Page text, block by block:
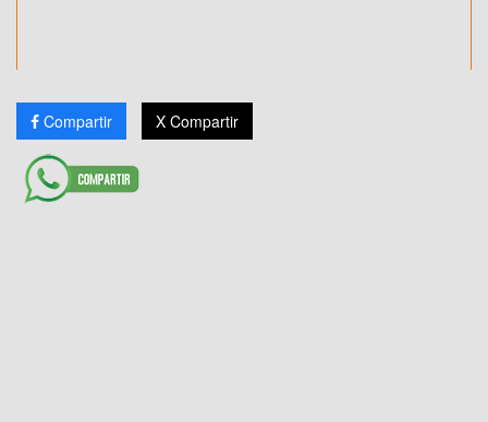
Compartir X Compartir